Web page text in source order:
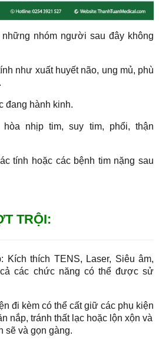
nhóm người sau đây không
như xuất huyết não, ung mủ, phù
đang hành kinh.
nhịp tim, suy tim, phổi, thận
tính hoặc các bệnh tim nặng sau
TRỘI:
Kích thích TENS, Laser, Siêu âm,
các chức năng có thể được sử
đi kèm có thể cất giữ các phụ kiện
nắp, tránh thất lạc hoặc lộn xộn và
sẽ và gọn gàng.